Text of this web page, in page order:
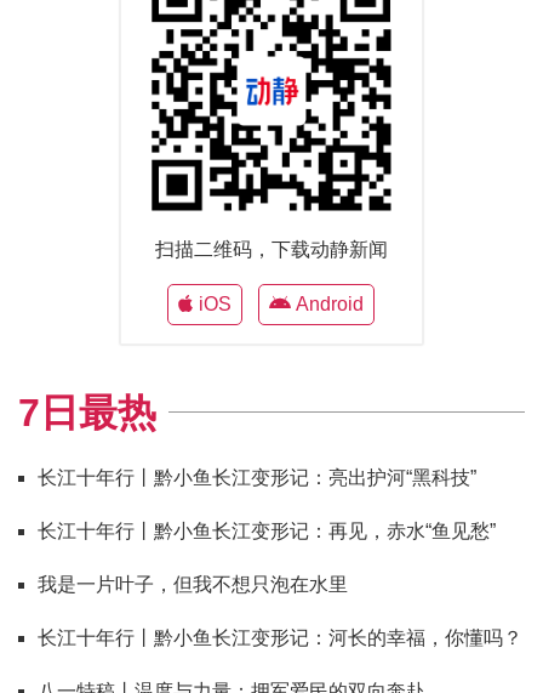
扫描二维码，下载动静新闻
iOS Android
7日最热
长江十年行丨黔小鱼长江变形记：亮出护河“黑科技”
长江十年行丨黔小鱼长江变形记：再见，赤水“鱼见愁”
我是一片叶子，但我不想只泡在水里
长江十年行丨黔小鱼长江变形记：河长的幸福，你懂吗？